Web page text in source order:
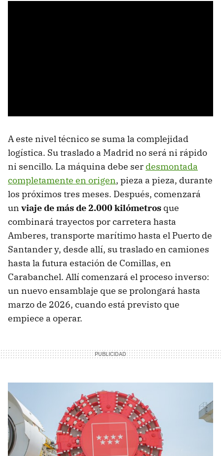
A este nivel técnico se suma la complejidad
logística. Su traslado a Madrid no será ni rápido
ni sencillo. La máquina debe ser desmontada
completamente en origen, pieza a pieza, durante
los próximos tres meses. Después, comenzará
un viaje de más de 2.000 kilómetros que
combinará trayectos por carretera hasta
Amberes, transporte marítimo hasta el Puerto de
Santander y, desde allí, su traslado en camiones
hasta la futura estación de Comillas, en
Carabanchel. Allí comenzará el proceso inverso:
un nuevo ensamblaje que se prolongará hasta
marzo de 2026, cuando está previsto que
empiece a operar.